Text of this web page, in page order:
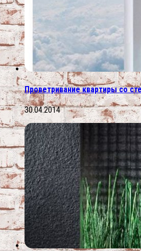
Проветривание квартиры со
30.04.2014